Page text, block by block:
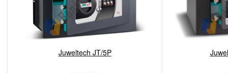
Juweltech JT/5P